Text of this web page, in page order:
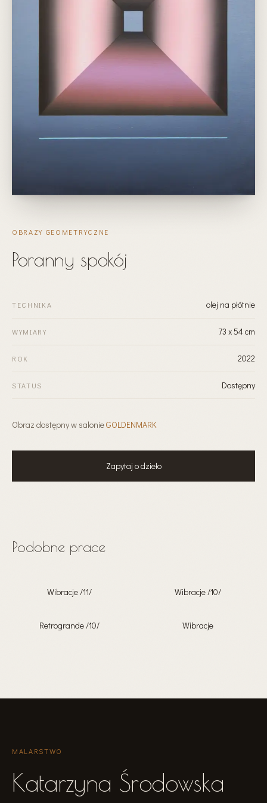
OBRAZY GEOMETRYCZNE
Poranny spokój
TECHNIKA olej na płótnie
WYMIARY 73 x 54 cm
ROK 2022
STATUS Dostępny
Obraz dostępny w salonieGOLDENMARK
Zapytaj o dzieło
Podobne prace
Wibracje /11/ Wibracje /10/
Retrogrande /10/ Wibracje
MALARSTWO
Katarzyna Środowska